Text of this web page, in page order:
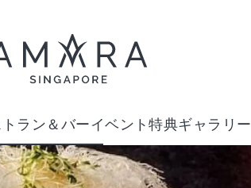
ラン＆バーイベント特典ギャラリー